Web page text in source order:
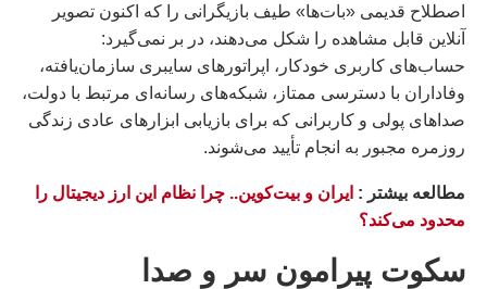
اصطلاح قدیمی «بات‌ها» طیف بازیگرانی را که اکنون تصویر
آنلاین قابل مشاهده را شکل می‌دهند، در بر نمی‌گیرد:
حساب‌های کاربری خودکار، اپراتورهای سایبری سازمان‌یافته،
وفاداران با دسترسی ممتاز، شبکه‌های رسانه‌ای مرتبط با دولت،
صداهای پولی و کاربرانی که برای بازیابی ابزارهای عادی زندگی
روزمره مجبور به انجام تأیید می‌شوند.
مطالعه بيشتر : ایران و بیت‌کوین.. چرا نظام این ارز دیجیتال را
محدود می‌کند؟
سکوت پیرامون سر و صدا